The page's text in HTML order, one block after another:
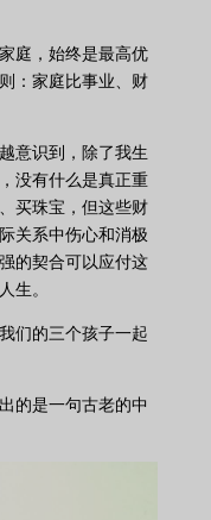
庭，始终是最高优
：家庭比事业、财
意识到，除了我生
没有什么是真正重
买珠宝，但这些财
关系中伤心和消极
的契合可以应付这
生。
们的三个孩子一起
的是一句古老的中